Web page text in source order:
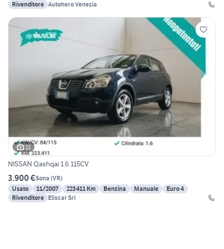
Rivenditore Autohero Venezia
11
NISSAN Qashqai 1.6 115CV
3.900 €Sona (VR)
Usato
11/2007 223411 Km Benzina Manuale
Euro 4
Rivenditore Eliscar Srl